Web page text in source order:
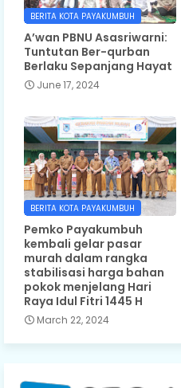
BERITA KOTA PAYAKUMBUH
A’wan PBNU Asasriwarni:
Tuntutan Ber-qurban
Berlaku Sepanjang Hayat
June 17, 2024
BERITA KOTA PAYAKUMBUH
Pemko Payakumbuh
kembali gelar pasar
murah dalam rangka
stabilisasi harga bahan
pokok menjelang Hari
Raya Idul Fitri 1445 H
March 22, 2024